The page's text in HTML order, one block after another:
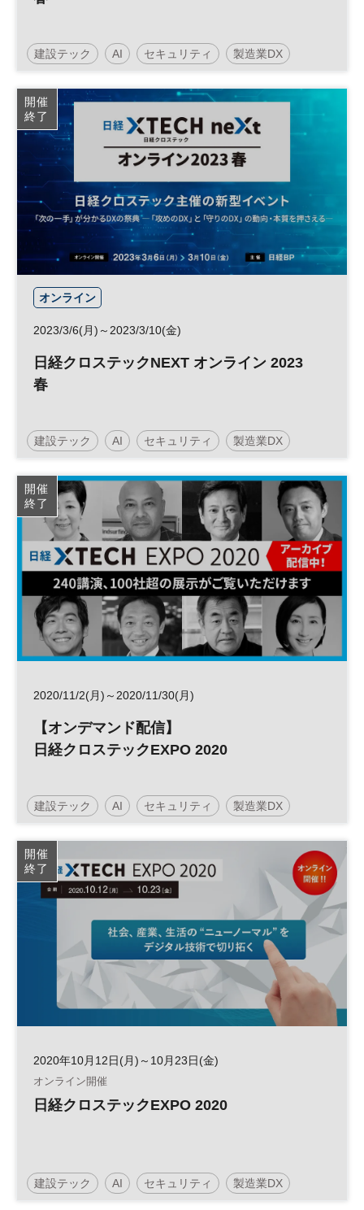
建設テック AI セキュリティ 製造業DX
人工知能 働き方改革 クラウド
DX
開催
終了
オンライン
2023/3/6(月)～2023/3/10(金)
日経クロステックNEXT オンライン 2023
春
建設テック AI セキュリティ 製造業DX
人工知能 働き方改革 クラウド
DX
開催
終了
2020/11/2(月)～2020/11/30(月)
【オンデマンド配信】
日経クロステックEXPO 2020
建設テック AI セキュリティ 製造業DX
ニューノーマル デジタルトランスフォーメーション
人工知能 働き方改革 クラウド
開催
終了
2020年10月12日(月)～10月23日(金)
オンライン開催
日経クロステックEXPO 2020
建設テック AI セキュリティ 製造業DX